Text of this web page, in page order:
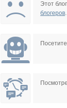
Marietta
Simens
Этот
блогеров.